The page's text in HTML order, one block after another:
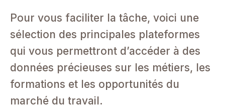
Pour vous faciliter la tâche, voici une
sélection des principales plateformes
qui vous permettront d’accéder à des
données précieuses sur les métiers, les
formations et les opportunités du
marché du travail.